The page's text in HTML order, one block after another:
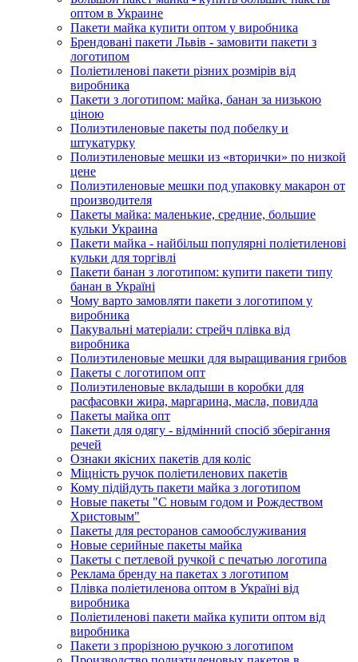
оптом в Украине
Пакети майка купити оптом у виробника
Брендовані пакети Львів - замовити пакети з
логотипом
Поліетиленові пакети різних розмірів від
виробника
Пакети з логотипом: майка, банан за низькою
ціною
Полиэтиленовые пакеты под побелку и
штукатурку
Полиэтиленовые мешки из «вторички» по низкой
цене
Полиэтиленовые мешки под упаковку макарон от
производителя
Пакеты майка: маленькие, средние, большие
кульки Украина
Пакети майка - найбільш популярні поліетиленові
кульки для торгівлі
Пакети банан з логотипом: купити пакети типу
банан в Україні
Чому варто замовляти пакети з логотипом у
виробника
Пакувальні матеріали: стрейч плівка від
виробника
Полиэтиленовые мешки для выращивания грибов
Пакеты с логотипом опт
Полиэтиленовые вкладыши в коробки для
расфасовки жира, маргарина, масла, повидла
Пакеты майка опт
Пакети для одягу - відмінний спосіб зберігання
речей
Ознаки якісних пакетів для коліс
Міцність ручок поліетиленових пакетів
Кому підійдуть пакети майка з логотипом
Новые пакеты "С новым годом и Рождеством
Христовым"
Пакеты для ресторанов самообслуживания
Новые серийные пакеты майка
Пакеты с петлевой ручкой с печатью логотипа
Реклама бренду на пакетах з логотипом
Плівка поліетиленова оптом в Україні від
виробника
Поліетиленові пакети майка купити оптом від
виробника
Пакети з прорізною ручкою з логотипом